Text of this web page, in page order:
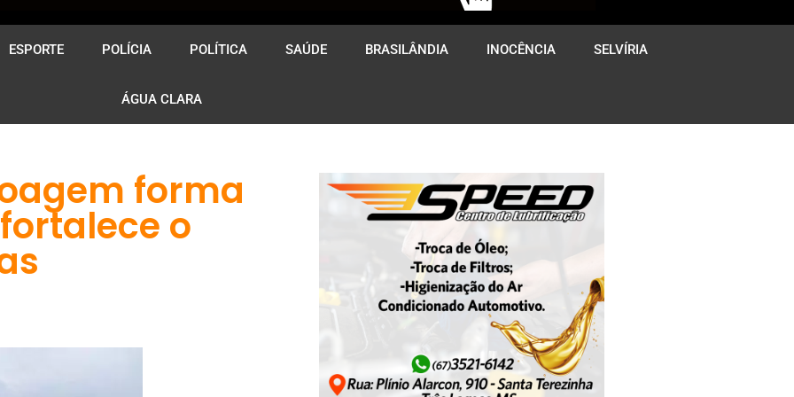
ESPORTE POLÍCIA POLÍTICA SAÚDE BRASILÂNDIA INOCÊNCIA SELVÍRIA
ÁGUA CLARA
forma
o